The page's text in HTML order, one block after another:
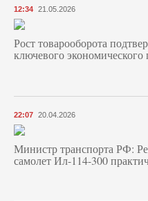
12:34 21.05.2026
Рост товарооборота
ключевого экономического
22:07 20.04.2026
Министр транспорта РФ:
самолет Ил-114-300